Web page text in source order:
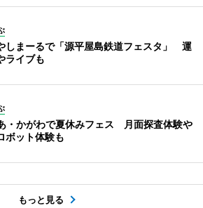
しまーるで「源平屋島鉄道フェスタ」 運
ライブも
・かがわで夏休みフェス 月面探査体験や
ボット体験も
もっと見る